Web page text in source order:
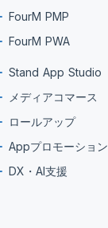
FourM PMP
FourM PWA
Stand App Studio
メディアコマース
ロールアップ
Appプロモーション
DX・AI支援